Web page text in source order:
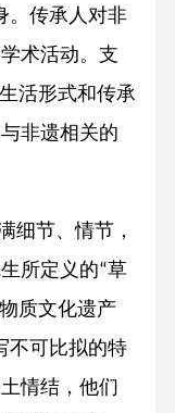
。传承人对非
术活动。支
活形式和传承
非遗相关的
细节、情节，
所定义的“草
质文化遗产
不可比拟的特
情结，他们